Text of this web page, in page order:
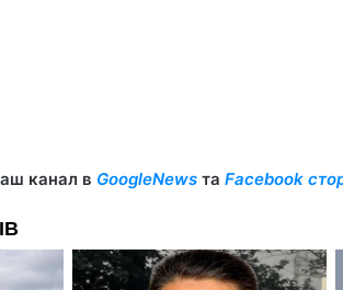
канал в GoogleNewsта Facebook